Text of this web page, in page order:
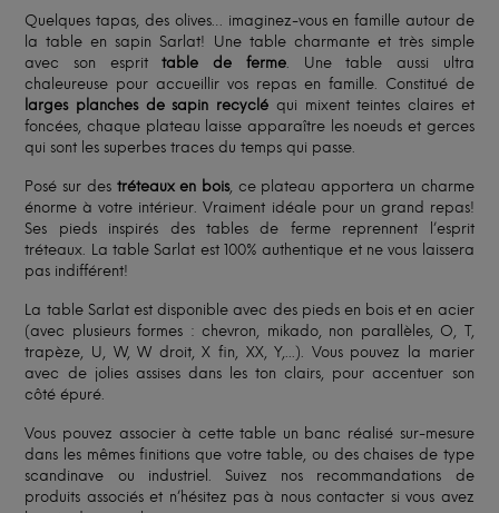
Quelques tapas, des olives… imaginez-vous en famille autour de
la table en sapin Sarlat! Une table charmante et très simple
avec son esprittable de ferme. Une table aussi ultra
chaleureuse pour accueillir vos repas en famille. Constitué de
larges planches de sapin recyclé qui mixent teintes claires et
foncées, chaque plateau laisse apparaître les noeuds et gerces
qui sont les superbes traces du temps qui passe.
Posé sur des tréteaux en bois, ce plateau apportera un charme
énorme à votre intérieur. Vraiment idéale pour un grand repas!
Ses pieds inspirés des tables de ferme reprennent l’esprit
tréteaux. La table Sarlat est 100% authentique et ne vous laissera
pas indifférent!
La table Sarlat est disponible avec des pieds en bois et en acier
(avec plusieurs formes : chevron, mikado, non parallèles, O, T,
trapèze, U, W, W droit, X fin, XX, Y,...). Vous pouvez la marier
avec de jolies assises dans les ton clairs, pour accentuer son
côté épuré.
Vous pouvez associer à cette table un banc réalisé sur-mesure
dans les mêmes finitions que votre table, ou des chaises de type
scandinave ou industriel. Suivez nos recommandations de
produits associés et n’hésitez pas à nous contacter si vous avez